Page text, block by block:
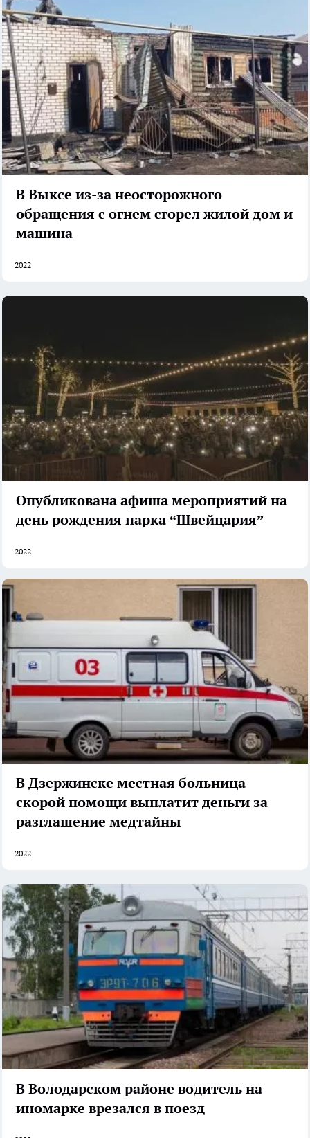
В Выксе из-за неосторожного
обращения с огнем сгорел жилой дом и
машина
2022
Опубликована афиша мероприятий на
день рождения парка “Швейцария”
2022
В Дзержинске местная больница
скорой помощи выплатит деньги за
разглашение медтайны
2022
В Володарском районе водитель на
иномарке врезался в поезд